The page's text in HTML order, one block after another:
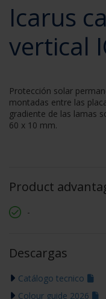
Icarus
vertical
Protección solar
montadas entre las
gradiente de las lamas
60 x 10 mm.
Product
-
Descargas
Catálogo tecnico
Colour guide 2026